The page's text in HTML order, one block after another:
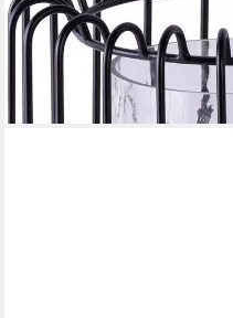
42,99 € UVP69,00 €
-38%
lieferbar - in 4-5 Werktagen bei dir